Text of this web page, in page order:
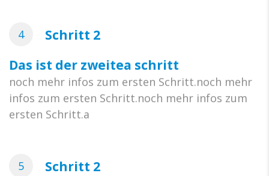
Schritt 2
4
Das ist der zweitea schritt
noch mehr infos zum ersten Schritt.noch mehr
infos zum ersten Schritt.noch mehr infos zum
ersten Schritt.a
Schritt 2
5